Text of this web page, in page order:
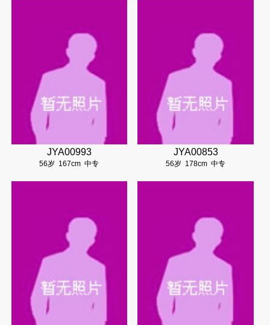
JYA00993
56岁 167cm 中专
JYA00853
56岁 178cm 中专